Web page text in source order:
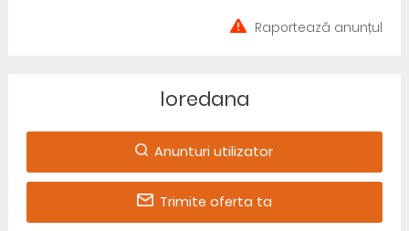
Raportează anunțul
loredana
Anunturi utilizator
Trimite oferta ta